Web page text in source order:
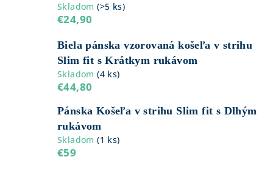
Skladom(>5 ks)
€24,90
Biela pánska vzorovaná košeľa v strihu
Slim fit s Krátkym rukávom
Skladom(4 ks)
€44,80
Pánska Košeľa v strihu Slim fit s Dlhým
rukávom
Skladom(1 ks)
€59